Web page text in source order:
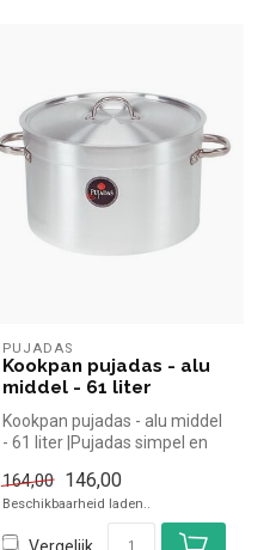
PUJADAS
Kookpan pujadas - alu
middel - 61 liter
Kookpan pujadas - alu middel
- 61 liter |Pujadas simpel en
164,00 146,00
Beschikbaarheid laden..
Vergelijk